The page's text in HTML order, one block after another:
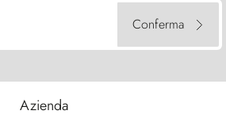
Conferma
Azienda